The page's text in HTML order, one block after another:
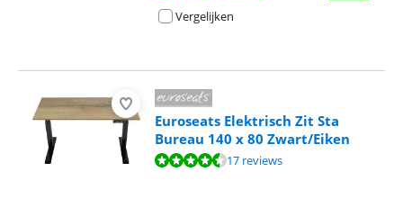
Vergelijken
Euroseats Elektrisch Zit Sta
Bureau 140 x 80 Zwart/Eiken
Beoordeling is 9,1 van de 10, gebaseerd op 17 reviews.
17 reviews